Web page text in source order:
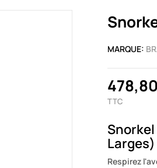
MARQUE:
TTC
Snorkel
Respirez